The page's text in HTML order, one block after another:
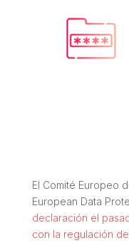
El Comité Europeo
European Data
declaración el
con la regulación